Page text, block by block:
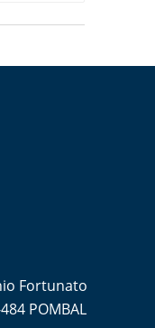
Fortunato
POMBAL